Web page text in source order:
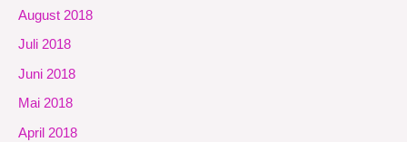
August 2018
Juli 2018
Juni 2018
Mai 2018
April 2018